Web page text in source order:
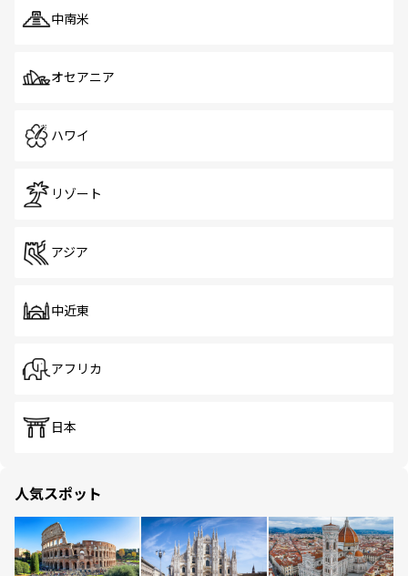
中南米
オセアニア
ハワイ
リゾート
アジア
中近東
アフリカ
日本
人気スポット